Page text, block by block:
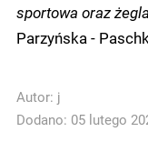
sportowa oraz
Parzyńska -
Autor: j
Dodano: 05 lutego